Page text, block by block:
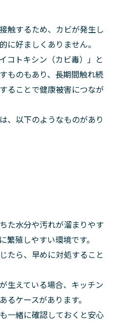
触するため、カビが発生し
に好ましくありません。
コトキシン（カビ毒）」と
ものもあり、長期間触れ続
ることで健康被害につなが
、以下のようなものがあり
た水分や汚れが溜まりやす
繁殖しやすい環境です。
たら、早めに対処すること
生えている場合、キッチン
るケースがあります。
一緒に確認しておくと安心